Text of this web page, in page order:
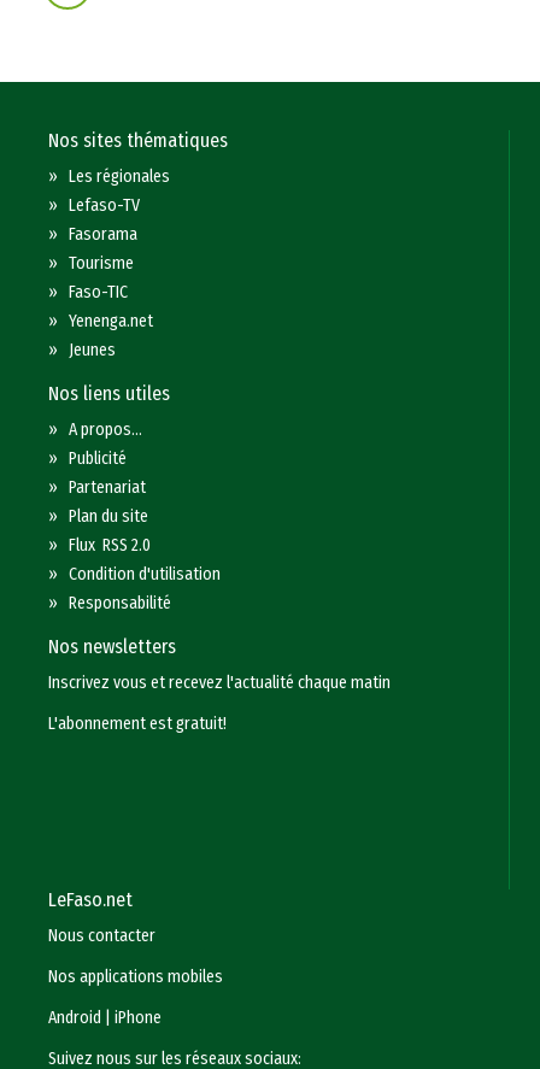
Nos sites thématiques
»Les régionales
»Lefaso-TV
»Fasorama
»Tourisme
»Faso-TIC
»Yenenga.net
» Jeunes
Nos liens utiles
»A propos...
»Publicité
»Partenariat
»Plan du site
»Flux RSS 2.0
»Condition d'utilisation
»Responsabilité
Nos newsletters
Inscrivez vous et recevez l'actualité chaque matin
L'abonnement est gratuit!
LeFaso.net
Nous contacter
Nos applications mobiles
Android
|iPhone
Suivez nous sur les réseaux sociaux: